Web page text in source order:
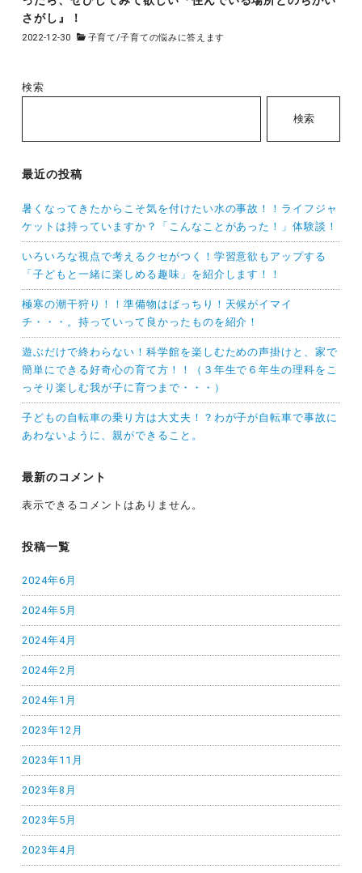
さがし』！
2022-12-30 子育て/子育ての悩みに答えます
検索
検索
最近の投稿
暑くなってきたからこそ気を付けたい水の事故！！ライフジャ
ケットは持っていますか？「こんなことがあった！」体験談！
いろいろな視点で考えるクセがつく！学習意欲もアップする
「子どもと一緒に楽しめる趣味」を紹介します！！
極寒の潮干狩り！！準備物はばっちり！天候がイマイ
チ・・・。持っていって良かったものを紹介！
遊ぶだけで終わらない！科学館を楽しむための声掛けと、家で
簡単にできる好奇心の育て方！！（３年生で６年生の理科をこ
っそり楽しむ我が子に育つまで・・・）
子どもの自転車の乗り方は大丈夫！？わが子が自転車で事故に
あわないように、親ができること。
最新のコメント
表示できるコメントはありません。
投稿一覧
2024年6月
2024年5月
2024年4月
2024年2月
2024年1月
2023年12月
2023年11月
2023年8月
2023年5月
2023年4月